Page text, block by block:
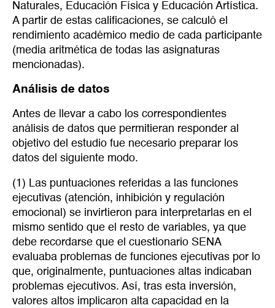
Naturales, Educación Física y Educación Artística.
A partir de estas calificaciones, se calculó el
rendimiento académico medio de cada participante
(media aritmética de todas las asignaturas
mencionadas).
Análisis de datos
Antes de llevar a cabo los correspondientes
análisis de datos que permitieran responder al
objetivo del estudio fue necesario preparar los
datos del siguiente modo.
(1) Las puntuaciones referidas a las funciones
ejecutivas (atención, inhibición y regulación
emocional) se invirtieron para interpretarlas en el
mismo sentido que el resto de variables, ya que
debe recordarse que el cuestionario SENA
evaluaba problemas de funciones ejecutivas por lo
que, originalmente, puntuaciones altas indicaban
problemas ejecutivos. Así, tras esta inversión,
valores altos implicaron alta capacidad en la